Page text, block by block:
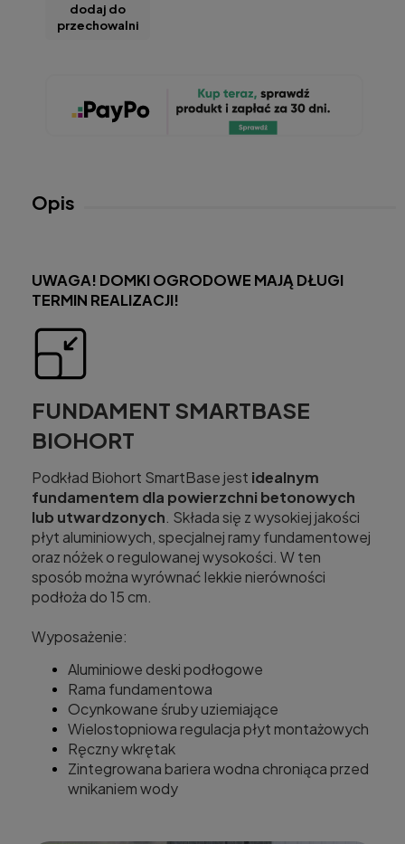
dodaj do
przechowalni
Opis
UWAGA! DOMKI OGRODOWE MAJĄ DŁUGI
TERMIN REALIZACJI!
FUNDAMENT SMARTBASE
BIOHORT
Podkład Biohort SmartBase jest idealnym
fundamentem dla powierzchni betonowych
lub utwardzonych. Składa się z wysokiej jakości
płyt aluminiowych, specjalnej ramy fundamentowej
oraz nóżek o regulowanej wysokości. W ten
sposób można wyrównać lekkie nierówności
podłoża do 15 cm.
Wyposażenie:
Aluminiowe deski podłogowe
Rama fundamentowa
Ocynkowane śruby uziemiające
Wielostopniowa regulacja płyt montażowych
Ręczny wkrętak
Zintegrowana bariera wodna chroniąca przed
wnikaniem wody